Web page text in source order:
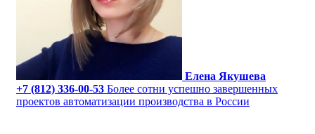
Елена Якушева
+7 (812) 336-00-53 Более сотни успешно завершенных
проектов автоматизации производства в России